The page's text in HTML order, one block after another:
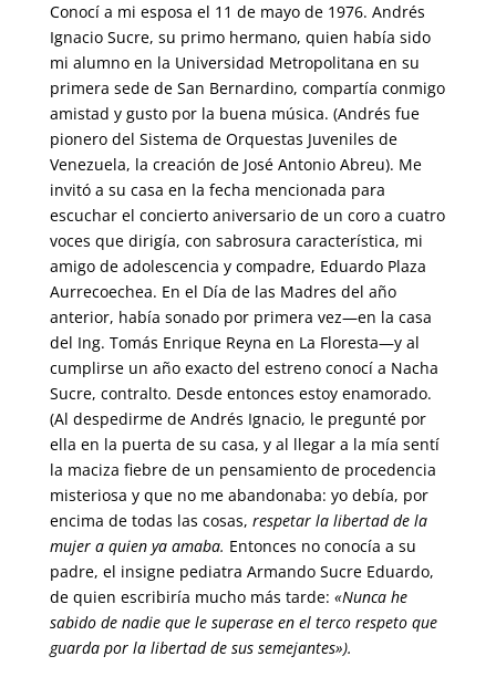
Conocí a mi esposa el 11 de mayo de 1976. Andrés
Ignacio Sucre, su primo hermano, quien había sido
mi alumno en la Universidad Metropolitana en su
primera sede de San Bernardino, compartía conmigo
amistad y gusto por la buena música. (Andrés fue
pionero del Sistema de Orquestas Juveniles de
Venezuela, la creación de José Antonio Abreu). Me
invitó a su casa en la fecha mencionada para
escuchar el concierto aniversario de un coro a cuatro
voces que dirigía, con sabrosura característica, mi
amigo de adolescencia y compadre, Eduardo Plaza
Aurrecoechea. En el Día de las Madres del año
anterior, había sonado por primera vez—en la casa
del Ing. Tomás Enrique Reyna en La Floresta—y al
cumplirse un año exacto del estreno conocí a Nacha
Sucre, contralto. Desde entonces estoy enamorado.
(Al despedirme de Andrés Ignacio, le pregunté por
ella en la puerta de su casa, y al llegar a la mía sentí
la maciza fiebre de un pensamiento de procedencia
misteriosa y que no me abandonaba: yo debía, por
encima de todas las cosas, respetar la libertad de la
mujer a quien ya amaba. Entonces no conocía a su
padre, el insigne pediatra Armando Sucre Eduardo,
de quien escribiría mucho más tarde: «Nunca he
sabido de nadie que le superase en el terco respeto que
guarda por la libertad de sus semejantes»).